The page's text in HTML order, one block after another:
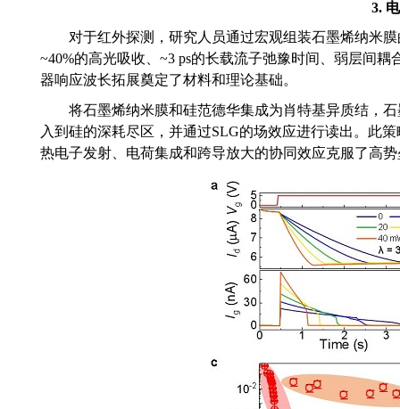
3.
对于红外探测，研究人员通过宏观组装石墨烯纳米
~40%的高光吸收、 ~3 ps的长载流子弛豫时间
、弱层间耦
器响应波长拓展奠定了材料和理论基础。
将石墨烯纳米膜和硅范德华集成为肖特基异质结， 石
入到硅的深耗尽区， 并通过SLG的场效应进行读出。 此策
热电子发射、电荷集成和跨导放大的协同效应克服了高势